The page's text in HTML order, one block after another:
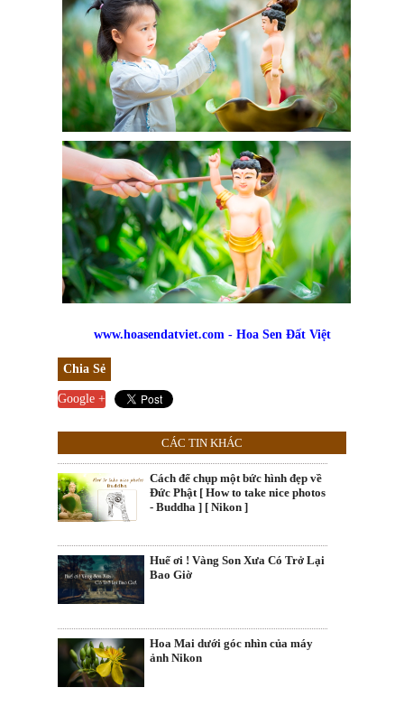
www.hoasendatviet.com - Hoa Sen Đất Việt
Chia Sẻ
Google +
CÁC TIN KHÁC
Cách để chụp một bức hình đẹp về
Đức Phật [ How to take nice photos
- Buddha ] [ Nikon ]
Huế ơi ! Vàng Son Xưa Có Trở Lại
Bao Giờ
Hoa Mai dưới góc nhìn của máy
ảnh Nikon